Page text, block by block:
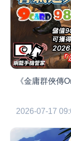
《金庸群俠傳
2026-07-17